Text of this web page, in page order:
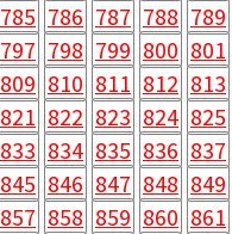
785 786 787 788 789
797 798 799 800 801
809 810 811 812 813
821 822 823 824 825
833 834 835 836 837
845 846 847 848 849
857 858 859 860 861